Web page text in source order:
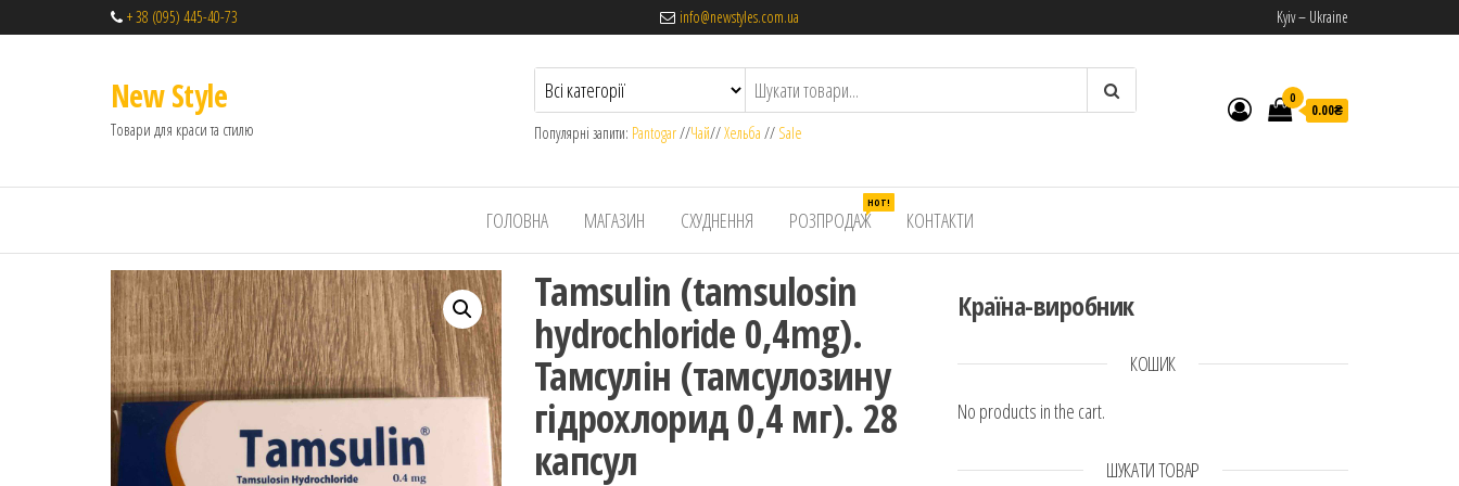
+ 38 (095) 445-40-73 info@newstyles.com.ua Kyiv – Ukraine
New Style
Товари для краси та стилю Популярні запити: Pantogar//Чай//Хельба // Sale
0
0.00₴
ГОЛОВНА МАГАЗИН СХУДНЕННЯ РОЗПРОДАЖ
HOT!
КОНТАКТИ
Tamsulin (tamsulosin
hydrochloride 0,4mg).
Тамсулін (тамсулозину
гідрохлорид 0,4 мг). 28
капсул
Країна-виробник
КОШИК
No products in the cart.
ШУКАТИ ТОВАР